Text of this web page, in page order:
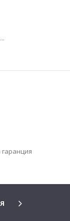
гаранция